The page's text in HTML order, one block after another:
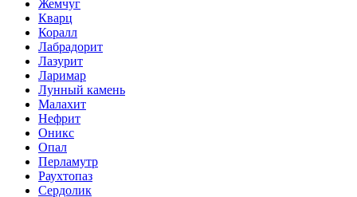
Жемчуг
Кварц
Коралл
Лабрадорит
Лазурит
Ларимар
Лунный камень
Малахит
Нефрит
Оникс
Опал
Перламутр
Раухтопаз
Сердолик